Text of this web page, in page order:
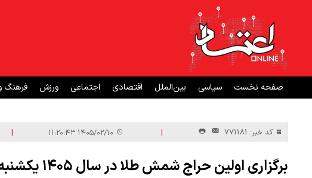
صفحه نخست سیاسی بین‌الملل اقتصادی اجتماعی ورزش فرهنگ
کد خبر: 771181 |
|
برگزاری اولین حراج شمش طلا در سال ۱۴۰۵ یکشنبه ۱۳ اردیبهشت